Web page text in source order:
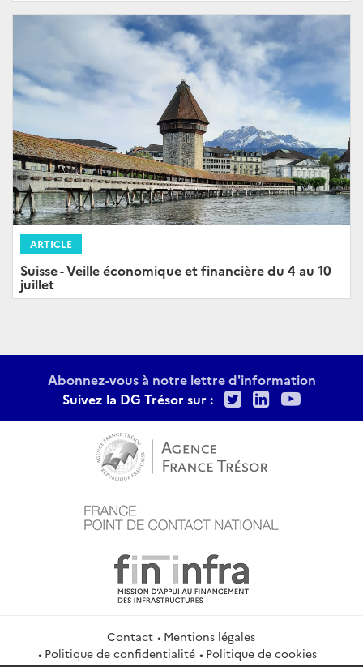
ARTICLE
Suisse - Veille économique et financière du 4 au 10
juillet
Abonnez-vous à notre lettre d'information
Suivez la DG Trésor sur :
TwitterLinkedIn
Contact
Mentions légales
Politique de confidentialité
Politique de cookies